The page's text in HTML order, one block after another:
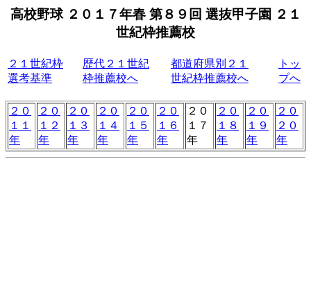
高校野球 ２０１７年春 第８９回 選抜甲子園 ２１
世紀枠推薦校
２１世紀枠
選考基準
歴代２１世紀
枠推薦校へ
都道府県別２１
世紀枠推薦校へ
トッ
プへ
２０
１１
年
２０
１２
年
２０
１３
年
２０
１４
年
２０
１５
年
２０
１６
年
２０
１７
年
２０
１８
年
２０
１９
年
２０
２０
年